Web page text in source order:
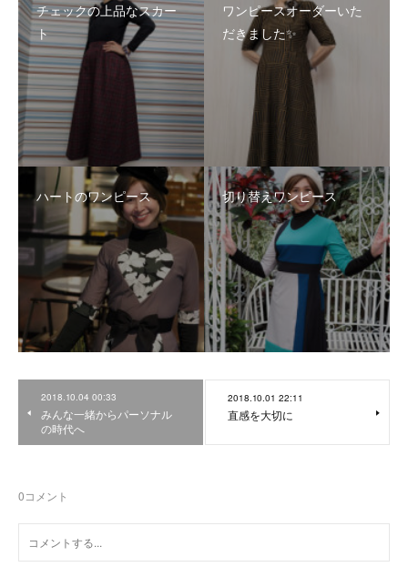
チェックの上品なスカー
ト
ワンピースオーダーいた
だきました✨
ハートのワンピース 切り替えワンピース
2018.10.04 00:33
みんな一緒からパーソナル
の時代へ
2018.10.01 22:11
直感を大切に
0コメント